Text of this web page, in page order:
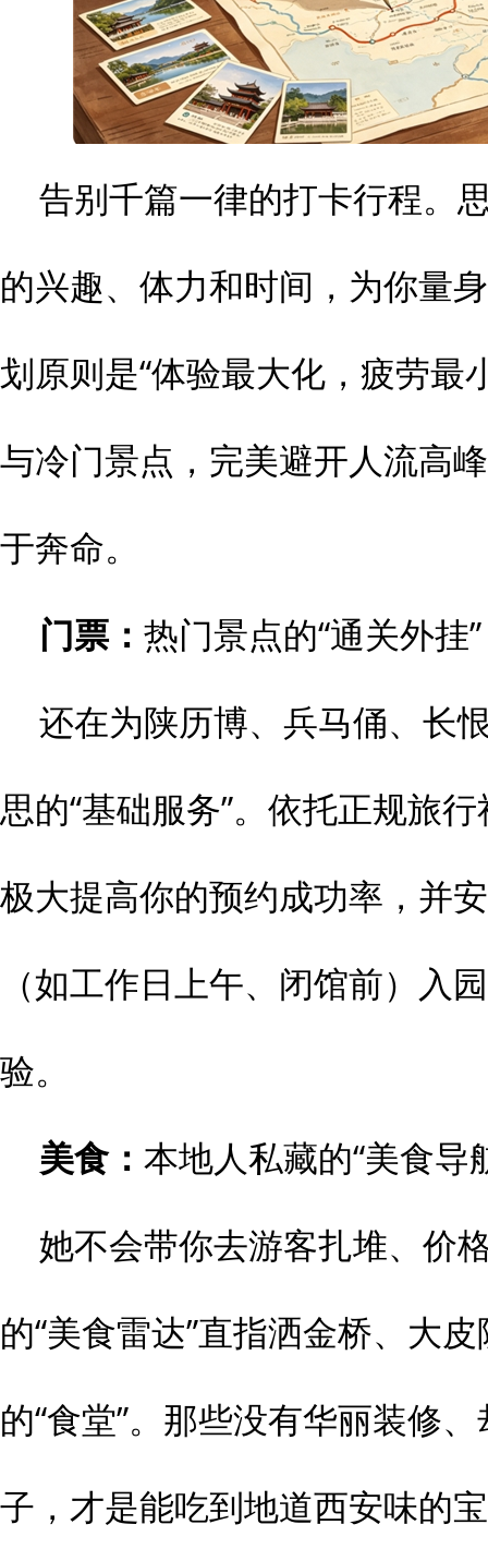
告别千篇一律的打卡行程。
的兴趣、体力和时间，为你量
划原则是“体验最大化，疲劳最
与冷门景点，完美避开人流高
于奔命。
门票： 热门景点的“通关外挂”
还在为陕历博、兵马俑、长
思的“基础服务”。依托正规旅
极大提高你的预约成功率，并
（如工作日上午、闭馆前）入
验。
美食： 本地人私藏的“美食导
她不会带你去游客扎堆、价
的“美食雷达”直指洒金桥、大
的“食堂”。那些没有华丽装修
子，才是能吃到地道西安味的